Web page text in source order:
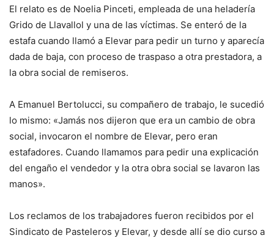
El relato es de Noelia Pinceti, empleada de una heladería
Grido de Llavallol y una de las víctimas. Se enteró de la
estafa cuando llamó a Elevar para pedir un turno y aparecía
dada de baja, con proceso de traspaso a otra prestadora, a
la obra social de remiseros.
A Emanuel Bertolucci, su compañero de trabajo, le sucedió
lo mismo: «Jamás nos dijeron que era un cambio de obra
social, invocaron el nombre de Elevar, pero eran
estafadores. Cuando llamamos para pedir una explicación
del engaño el vendedor y la otra obra social se lavaron las
manos».
Los reclamos de los trabajadores fueron recibidos por el
Sindicato de Pasteleros y Elevar, y desde allí se dio curso a